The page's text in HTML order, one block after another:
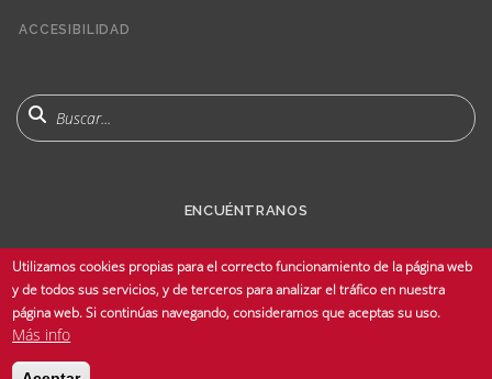
menu
ACCESIBILIDAD
Buscar
ENCUÉNTRANOS
© Copyright 2025 Universidad de Sevilla - Todos los derechos reservados -
Utilizamos cookies propias para el correcto funcionamiento de la página web
y de todos sus servicios, y de terceros para analizar el tráfico en nuestra
página web. Si continúas navegando, consideramos que aceptas su uso.
Más info